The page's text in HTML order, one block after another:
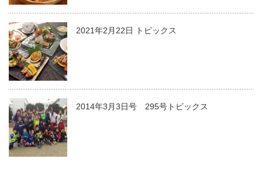
2021年2月22日 トピックス
2014年3月3日号 295号トピックス